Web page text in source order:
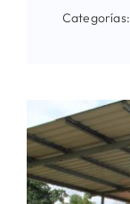
Categorías: